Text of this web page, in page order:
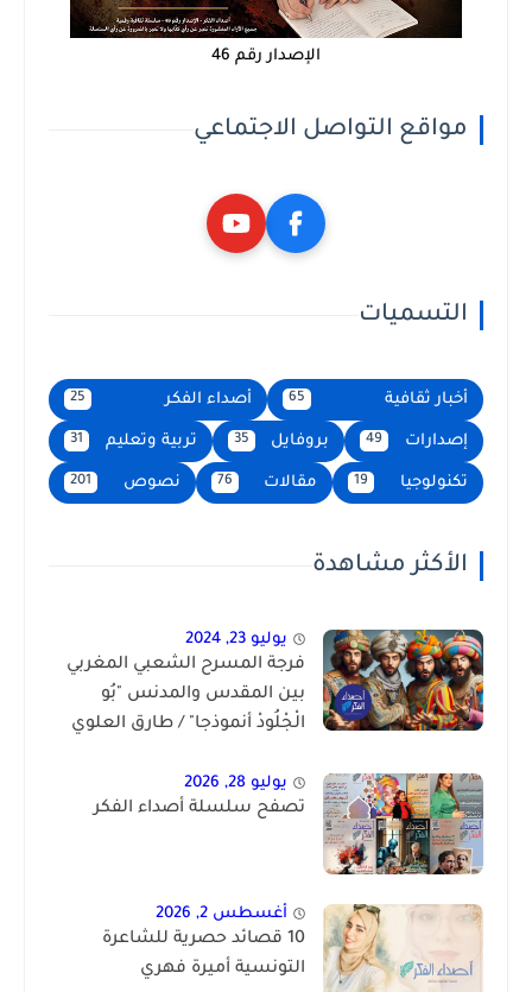
الإصدار رقم 46
مواقع التواصل الاجتماعي
التسميات
أخبار ثقافية 65 أصداء الفكر 25
إصدارات 49 بروفايل 35 تربية وتعليم 31
تكنولوجيا 19 مقالات 76 نصوص 201
الأكثر مشاهدة
يوليو 23, 2024
فرجة المسرح الشعبي المغربي
بين المقدس والمدنس "بُو
الْجْلُودْ أنموذجا" / طارق العلوي
يوليو 28, 2026
تصفح سلسلة أصداء الفكر
أغسطس 2, 2026
10 قصائد حصرية للشاعرة
التونسية أميرة فهري